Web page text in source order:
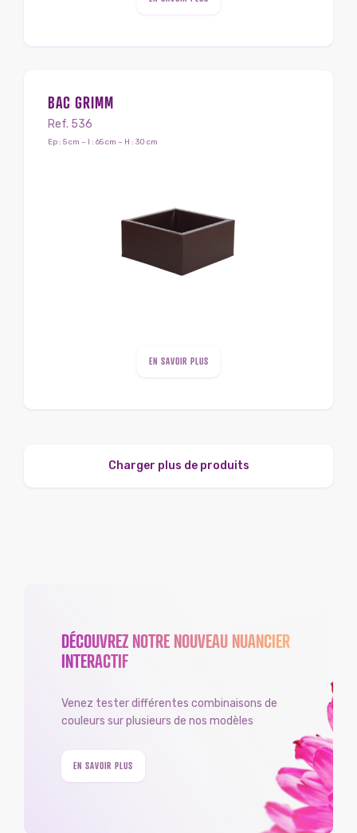
BAC GRIMM
Ref. 536
Ep : 5 cm – l : 65 cm – H : 30 cm
EN SAVOIR PLUS
Charger plus de produits
DÉCOUVREZ NOTRE NOUVEAU NUANCIER
INTERACTIF
Venez tester différentes combinaisons de
couleurs sur plusieurs de nos modèles
EN SAVOIR PLUS